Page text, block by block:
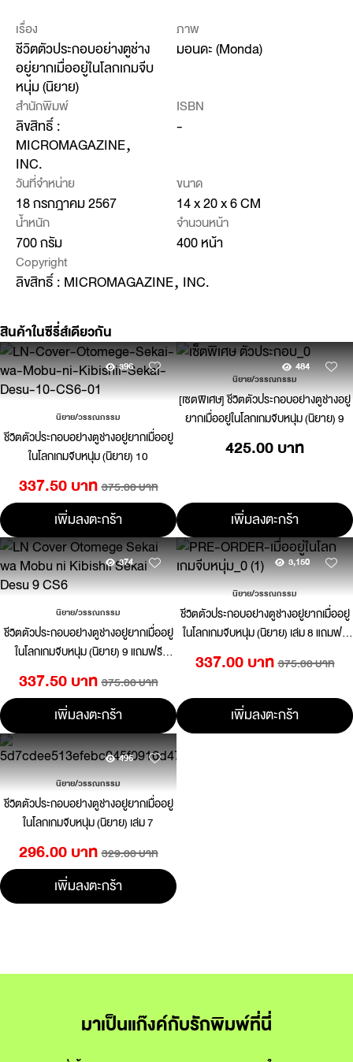
เรื่อง
ชีวิตตัวประกอบอย่างตูช่าง
อยู่ยากเมื่ออยู่ในโลกเกมจีบ
หนุ่ม (นิยาย)
ภาพ
มอนดะ (Monda)
สำนักพิมพ์
ลิขสิทธิ์ :
MICROMAGAZINE‚
INC.
ISBN
-
วันที่จำหน่าย
18 กรกฎาคม 2567
ขนาด
14 x 20 x 6 CM
น้ำหนัก
700 กรัม
จำนวนหน้า
400 หน้า
Copyright
ลิขสิทธิ์ : MICROMAGAZINE‚ INC.
สินค้าในซีรี่ส์เดียวกัน
396
นิยาย/วรรณกรรม
ชีวิตตัวประกอบอย่างตูช่างอยู่ยากเมื่ออยู่
ในโลกเกมจีบหนุ่ม (นิยาย) 10
337.50 บาท 375.00 บาท
เพิ่มลงตะกร้า
484
นิยาย/วรรณกรรม
[เซตพิเศษ] ชีวิตตัวประกอบอย่างตูช่างอยู่
ยากเมื่ออยู่ในโลกเกมจีบหนุ่ม (นิยาย) 9
425.00 บาท
เพิ่มลงตะกร้า
374
นิยาย/วรรณกรรม
ชีวิตตัวประกอบอย่างตูช่างอยู่ยากเมื่ออยู่
ในโลกเกมจีบหนุ่ม (นิยาย) 9 แถมฟรี
337.50 บาท 375.00 บาท
เพิ่มลงตะกร้า
3,150
นิยาย/วรรณกรรม
ชีวิตตัวประกอบอย่างตูช่างอยู่ยากเมื่ออยู่
ในโลกเกมจีบหนุ่ม (นิยาย) เล่ม 8 แถมฟรี
337.00 บาท 375.00 บาท
เพิ่มลงตะกร้า
496
นิยาย/วรรณกรรม
ชีวิตตัวประกอบอย่างตูช่างอยู่ยากเมื่ออยู่
ในโลกเกมจีบหนุ่ม (นิยาย) เล่ม 7
296.00 บาท 329.00 บาท
เพิ่มลงตะกร้า
มาเป็นแก๊งค์กับรักพิมพ์ที่นี่